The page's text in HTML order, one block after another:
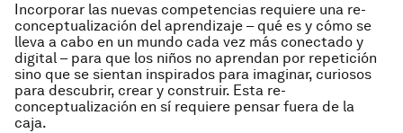
Incorporar las nuevas competencias requiere una re-
conceptualización del aprendizaje – qué es y cómo se
lleva a cabo en un mundo cada vez más conectado y
digital – para que los niños no aprendan por repetición
sino que se sientan inspirados para imaginar, curiosos
para descubrir, crear y construir. Esta re-
conceptualización en sí requiere pensar fuera de la
caja.